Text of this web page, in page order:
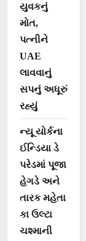
યુવકનું
મોત,
પત્નીને
UAE
લાવવાનું
સપનું અધૂરું
રહ્યું
ન્યૂ યોર્કના
ઈન્ડિયા ડે
પરેડમાં પૂજા
હેગડે અને
તારક મહેતા
કા ઉલ્ટા
ચશ્માની